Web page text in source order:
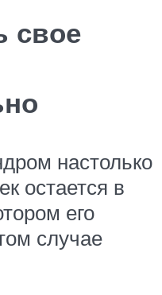
свое
настолько
остается в
его
случае